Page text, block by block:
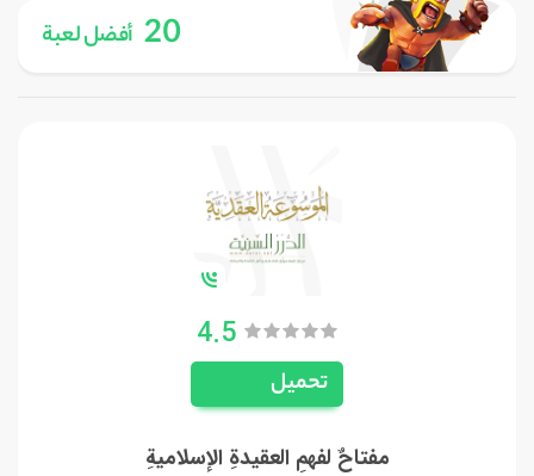
20 أفضل لعبة
4.5
تحميل
مفتاحٌ لفهمِ العقيدةِ الإسلاميةِ